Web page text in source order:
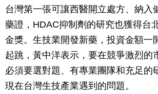
台灣第一張可讓西醫開立處方、納入
藥證，HDAC抑制劑的研究也獲得台
金獎。生技業開發新藥，投資金額一
起跳，黃中洋表示，要在競爭激烈的
必須要選對題、有專業團隊和充足的
現在台灣生技產業遇到的問題。